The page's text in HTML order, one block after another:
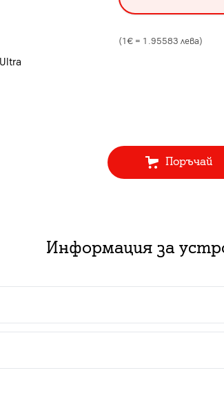
(1€ = 1.95583 лева)
Поръчай
Информация за